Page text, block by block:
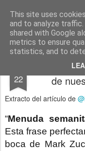
This site uses
and to analyze traffic.
shared with Google
metrics to ensure
statistics, and to
menos
Pages
22
de
Extracto del artículo de
“Menuda
Esta frase
boca de Mark